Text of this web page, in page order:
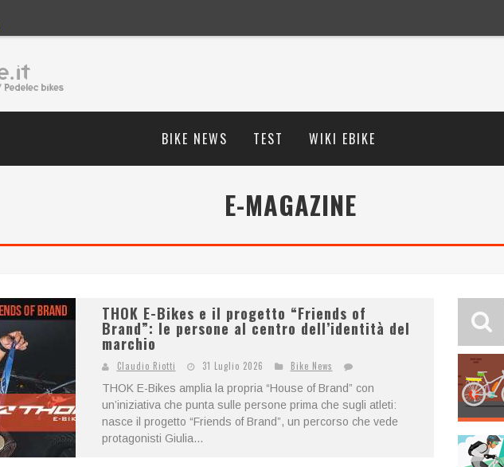
BIKE NEWS TEST WIKI EBIKE
E-MAGAZINE
THOK E-Bikes e il progetto “Friends of
Brand”: le persone al centro dell’identità del
marchio
Claudio Riotti 31 Luglio 2026
Bike News
THOK E-Bikes amplia la propria “House of Brand” con
un’iniziativa che punta sulle persone prima che sugli atleti:
nasce il progetto “Friends of Brand”, un percorso che vede
protagonisti Giulia...